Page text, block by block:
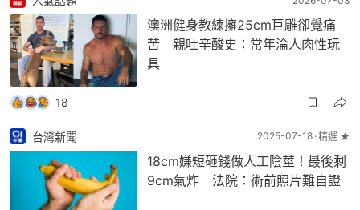
澳洲健身教練擁25cm巨雕卻覺痛
苦 親吐辛酸史：常年淪人肉性玩
具
18
台灣新聞 2025-07-18 精選 ★
18cm嫌短砸錢做人工陰莖！最後剩
9cm氣炸 法院：術前照片難自證